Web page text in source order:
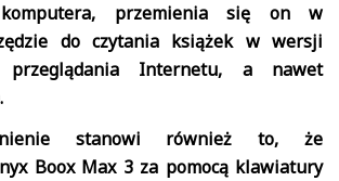
przemienia się on w
do czytania książek w wersji
przeglądania Internetu, a nawet
stanowi również to, że
Boox Max 3 za pomocą klawiatury